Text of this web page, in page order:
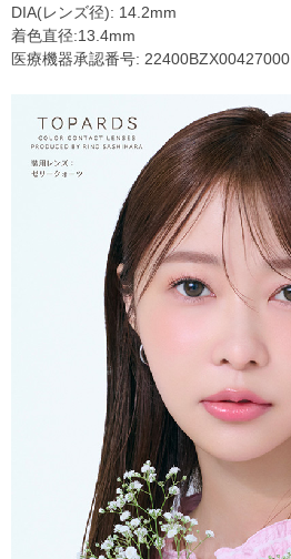
DIA(レンズ径): 14.2mm
着色直径:13.4mm
医療機器承認番号: 22400BZX00427000